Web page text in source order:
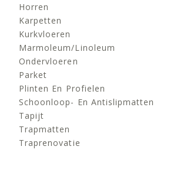
Horren
Karpetten
Kurkvloeren
Marmoleum/linoleum
Ondervloeren
Parket
Plinten En Profielen
Schoonloop- En Antislipmatten
Tapijt
Trapmatten
Traprenovatie